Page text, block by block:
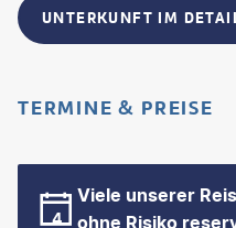
UNTERKUNFT IM
TERMINE & PREISE
Viele unserer
ohne Risiko